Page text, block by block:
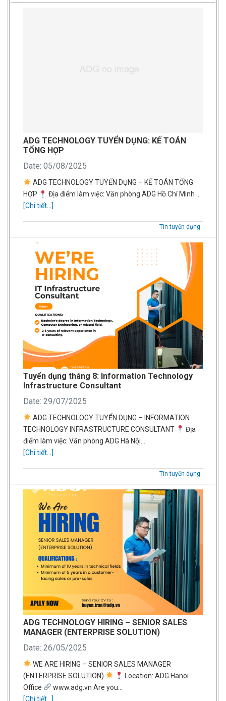
ADG TECHNOLOGY TUYỂN DỤNG: KẾ TOÁN
TỔNG HỢP
Date: 05/08/2025
ADG TECHNOLOGY TUYỂN DỤNG – KẾ TOÁN TỔNG
HỢP
Địa điểm làm việc: Văn phòng ADG Hồ Chí Minh …
[Chi tiết...]
Tin tuyển dụng
Tuyển dụng tháng 8: Information Technology
Infrastructure Consultant
Date: 29/07/2025
ADG TECHNOLOGY TUYỂN DỤNG – INFORMATION
TECHNOLOGY INFRASTRUCTURE CONSULTANT
Địa
điểm làm việc: Văn phòng ADG Hà Nội…
[Chi tiết...]
Tin tuyển dụng
ADG TECHNOLOGY HIRING – SENIOR SALES
MANAGER (ENTERPRISE SOLUTION)
Date: 26/05/2025
WE ARE HIRING – SENIOR SALES MANAGER
(ENTERPRISE SOLUTION)
Location: ADG Hanoi
Office
www.adg.vn Are you…
[Chi tiết...]